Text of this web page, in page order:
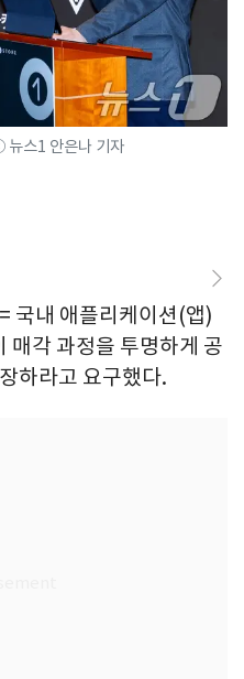
뉴스1 안은나 기자
국내 애플리케이션(앱)
각 과정을 투명하게 공
하라고 요구했다.